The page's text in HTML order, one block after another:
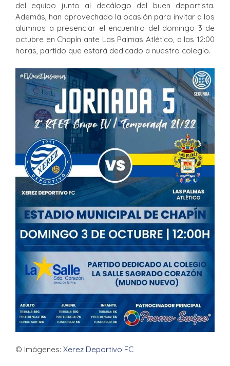
del equipo junto al decálogo del buen deportista.
Además, han aprovechado la ocasión para invitar a los
alumnos a presenciar el encuentro del domingo 3 de
octubre en Chapín ante Las Palmas Atlético, a las 12:00
horas, partido que estará dedicado a nuestro colegio.
© Imágenes: Xerez Deportivo FC